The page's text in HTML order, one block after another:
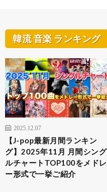
韓流 音楽 ランキング
2025.12.07
【J-pop最新月間ランキン
グ】2025年11月 月間シング
ルチャートTOP100をメドレ
ー形式で一挙ご紹介